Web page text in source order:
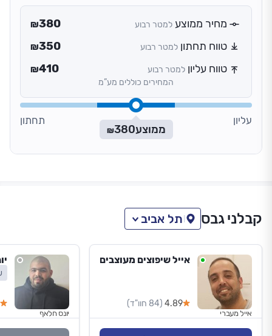
מחיר ממוצע למטר רבוע ₪380
טווח תחתון למטר רבוע ₪350
טווח עליון למטר רבוע ₪410
המחירים כוללים מע”מ
עליון
ממוצע ₪380
תחתון
קבלני גבס תל אביב
אייל שיפוצים מעוצבים
4.89 (84 חוו"ד)
אייל מעברי יונס חלאף